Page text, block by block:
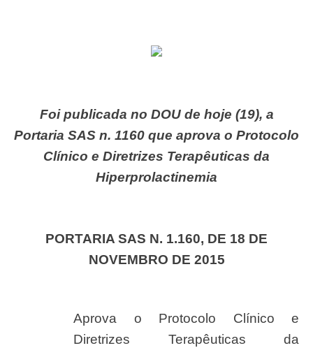
Foi publicada no DOU de hoje (19), a
Portaria SAS n. 1160 que aprova o Protocolo
Clínico e Diretrizes Terapêuticas da
Hiperprolactinemia
PORTARIA SAS N. 1.160, DE 18 DE
NOVEMBRO DE 2015
Aprova o Protocolo Clínico e
Diretrizes Terapêuticas da